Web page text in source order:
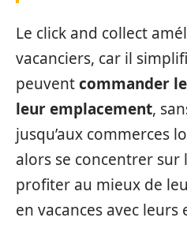
Le click and collect
vacanciers, car il
peuventcommander
leur emplacement,
jusqu’aux commerces
alors se concentrer sur
profiter au mieux de
en vacances avec